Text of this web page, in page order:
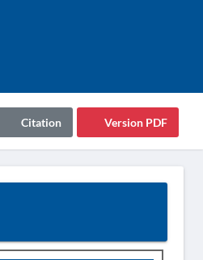
Version PDF
Citation